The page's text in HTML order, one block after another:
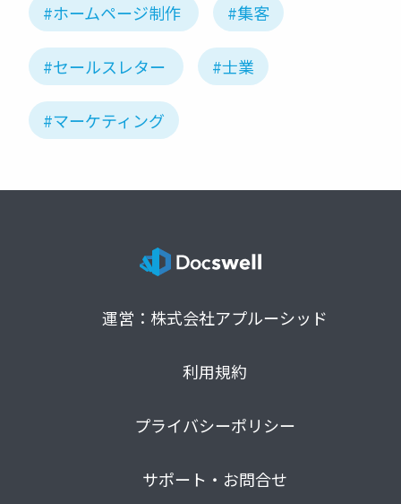
#ホームページ制作 #集客
#セールスレター #士業
#マーケティング
運営：株式会社アプルーシッド
利用規約
プライバシーポリシー
サポート・お問合せ